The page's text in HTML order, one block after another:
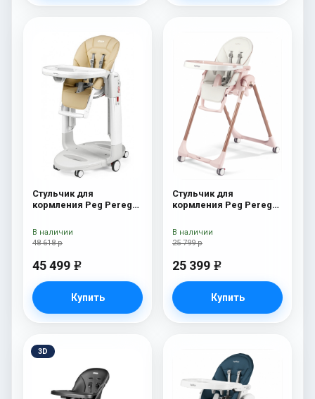
Стульчик для
кормления Peg Perego
Paloma New
48 618 р
45 499 e
Купить
В наличии
Стульчик для
кормления Peg Perego
Mon Amour
25 799 р
25 399 e
Купить
В наличии
3D